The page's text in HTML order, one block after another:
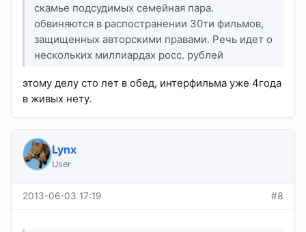
скамье подсудимых семейная пара.
обвиняются в распостранении 30ти фильмов,
защищенных авторскими правами. Речь идет о
нескольких миллиардах росс. рублей
этому делу сто лет в обед, интерфильма уже 4года
в живых нету.
Lynx
User
2013-06-03 17:19 #8